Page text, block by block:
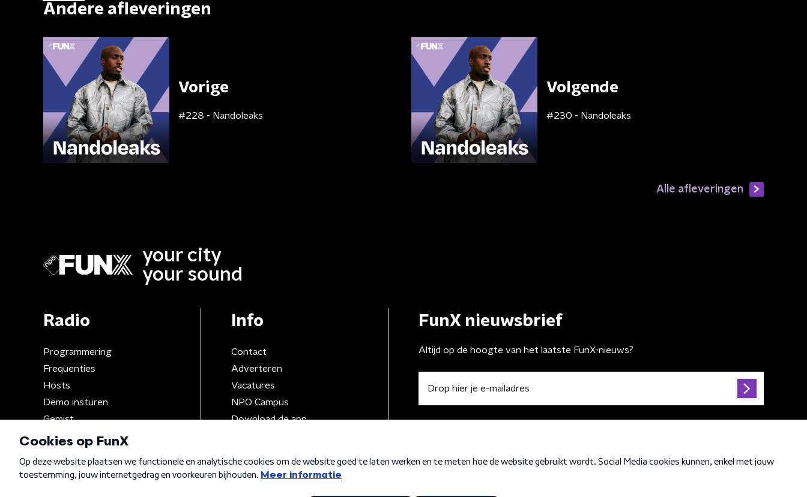
Andere afleveringen
Vorige
#228 - Nandoleaks
Volgende
#230 - Nandoleaks
Alle afleveringen
your city
your sound
Radio
Programmering
Frequenties
Hosts
Demo insturen
Gemist
Info
Contact
Adverteren
Vacatures
NPO Campus
Download de app
FunX nieuwsbrief
Altijd op de hoogte van het laatste FunX-nieuws?
Algemene voorwaarden Privacybeleid